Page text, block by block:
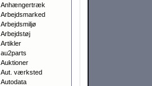
Anhængertræk
Arbejdsmarked
Arbejdsmiljø
Arbejdstøj
Artikler
au2parts
Auktioner
Aut. værksted
Autodata